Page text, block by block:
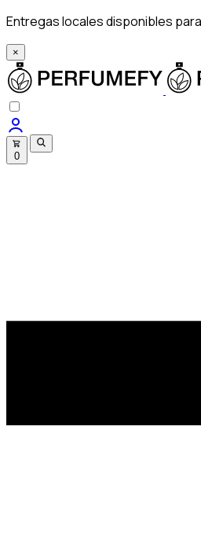
Entregas locales disponibles
×
0